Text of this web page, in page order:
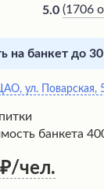
5.0 (1706
на банкет до
ул. Поварская,
банкета
/чел.